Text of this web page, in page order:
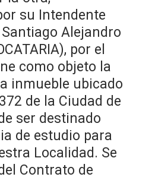
su Intendente
Alejandro
por el
como objeto la
inmueble ubicado
de la Ciudad de
ser destinado
de estudio para
Localidad. Se
Contrato de